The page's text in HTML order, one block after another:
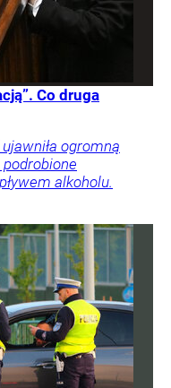
Co druga
ogromną
alkoholu.